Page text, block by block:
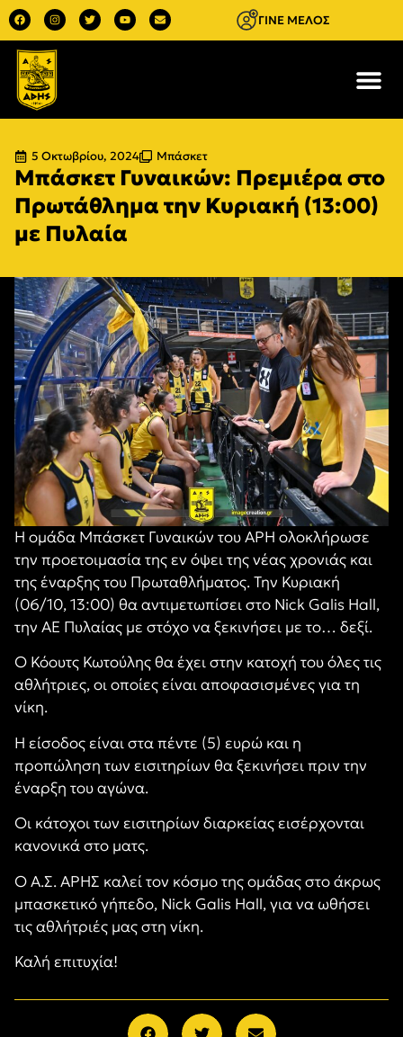
ΓΙΝΕ ΜΕΛΟΣ
5 Οκτωβρίου, 2024 Μπάσκετ
Μπάσκετ Γυναικών: Πρεμιέρα στο
Πρωτάθλημα την Κυριακή (13:00)
με Πυλαία
Η ομάδα Μπάσκετ Γυναικών του ΑΡΗ ολοκλήρωσε
την προετοιμασία της εν όψει της νέας χρονιάς και
της έναρξης του Πρωταθλήματος. Την Κυριακή
(06/10, 13:00) θα αντιμετωπίσει στο Nick Galis Hall,
την ΑΕ Πυλαίας με στόχο να ξεκινήσει με το… δεξί.
Ο Κόουτς Κωτούλης θα έχει στην κατοχή του όλες τις
αθλήτριες, οι οποίες είναι αποφασισμένες για τη
νίκη.
Η είσοδος είναι στα πέντε (5) ευρώ και η
προπώληση των εισιτηρίων θα ξεκινήσει πριν την
έναρξη του αγώνα.
Οι κάτοχοι των εισιτηρίων διαρκείας εισέρχονται
κανονικά στο ματς.
Ο Α.Σ. ΑΡΗΣ καλεί τον κόσμο της ομάδας στο άκρως
μπασκετικό γήπεδο, Nick Galis Hall, για να ωθήσει
τις αθλήτριές μας στη νίκη.
Καλή επιτυχία!